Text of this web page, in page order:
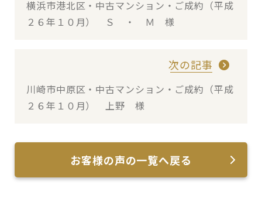
横浜市港北区・中古マンション・ご成約（平成
２６年１０月） Ｓ ・ Ｍ 様
次の記事
川崎市中原区・中古マンション・ご成約（平成
２６年１０月） 上野 様
お客様の声の一覧へ戻る